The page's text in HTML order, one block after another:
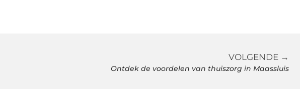
VOLGENDE →
Ontdek de voordelen van thuiszorg in Maassluis